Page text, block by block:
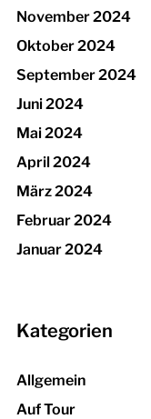
November 2024
Oktober 2024
September 2024
Juni 2024
Mai 2024
April 2024
März 2024
Februar 2024
Januar 2024
Kategorien
Allgemein
Auf Tour